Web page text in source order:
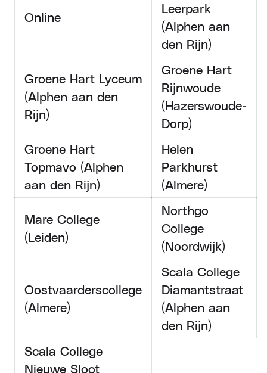
Online
Leerpark
(Alphen aan
den Rijn)
Groene Hart Lyceum
(Alphen aan den
Rijn)
Groene Hart
Rijnwoude
(Hazerswoude-
Dorp)
Groene Hart
Topmavo (Alphen
aan den Rijn)
Helen
Parkhurst
(Almere)
Mare College
(Leiden)
Northgo
College
(Noordwijk)
Oostvaarderscollege
(Almere)
Scala College
Diamantstraat
(Alphen aan
den Rijn)
Scala College
Nieuwe Sloot